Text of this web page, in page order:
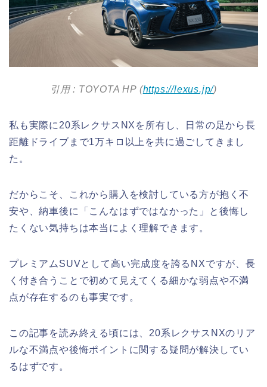
引用 : TOYOTA HP (https://lexus.jp/)
私も実際に20系レクサスNXを所有し、日常の足から長
距離ドライブまで1万キロ以上を共に過ごしてきまし
た。
だからこそ、これから購入を検討している方が抱く不
安や、納車後に「こんなはずではなかった」と後悔し
たくない気持ちは本当によく理解できます。
プレミアムSUVとして高い完成度を誇るNXですが、長
く付き合うことで初めて見えてくる細かな弱点や不満
点が存在するのも事実です。
この記事を読み終える頃には、20系レクサスNXのリア
ルな不満点や後悔ポイントに関する疑問が解決してい
るはずです。